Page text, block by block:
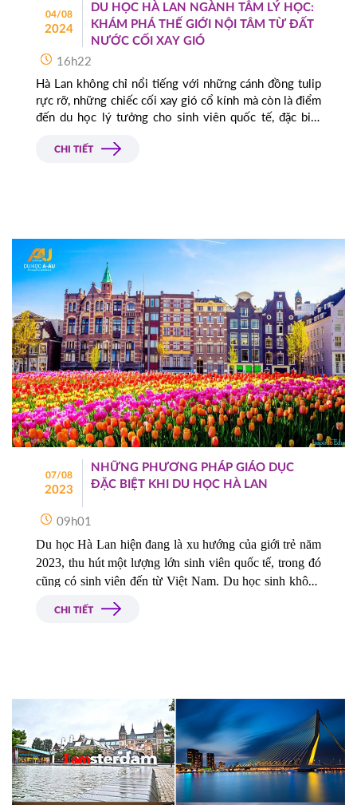
04/08
2024
DU HỌC HÀ LAN NGÀNH TÂM LÝ HỌC:
KHÁM PHÁ THẾ GIỚI NỘI TÂM TỪ ĐẤT
NƯỚC CỐI XAY GIÓ
16h22
Hà Lan không chỉ nổi tiếng với những cánh đồng tulip
rực rỡ, những chiếc cối xay gió cổ kính mà còn là điểm
đến du học lý tưởng cho sinh viên quốc tế, đặc biệt
CHI TIẾT
07/08
2023
NHỮNG PHƯƠNG PHÁP GIÁO DỤC
ĐẶC BIỆT KHI DU HỌC HÀ LAN
09h01
Du học Hà Lan hiện đang là xu hướng của giới trẻ năm
2023, thu hút một lượng lớn sinh viên quốc tế, trong đó
cũng có sinh viên đến từ Việt Nam. Du học sinh không
chỉ đánh giá cao nền giáo dục chất lượng, môi trường
sống an toàn, luật pháp nghiêm minh, phúc lợi xã hội
CHI TIẾT